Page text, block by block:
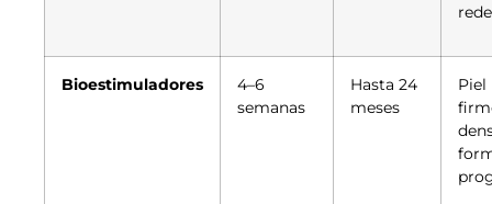
Bioestimuladores
4–6
semanas
Hasta 24
meses
Piel